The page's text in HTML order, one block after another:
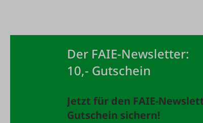
Der FAIE-Newsletter:
10,- Gutschein
Jetzt für den FAIE-
Gutschein sichern!